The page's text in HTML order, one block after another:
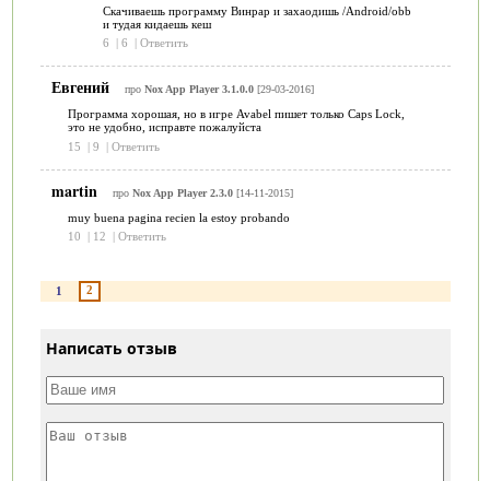
Скачиваешь программу Винрар и захаодишь /Android/obb
и тудая кидаешь кеш
6
| 6 | Ответить
Евгений про Nox App Player 3.1.0.0[29-03-2016]
Программа хорошая, но в игре Avabel пишет только Caps Lock,
это не удобно, исправте пожалуйста
15
| 9 | Ответить
martin про Nox App Player 2.3.0[14-11-2015]
muy buena pagina recien la estoy probando
10
| 12 | Ответить
1 2
Написать отзыв